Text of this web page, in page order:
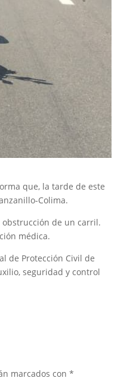
que, la tarde de este
Colima.
obstrucción de un carril.
médica.
de Protección Civil de
seguridad y control
marcados con*